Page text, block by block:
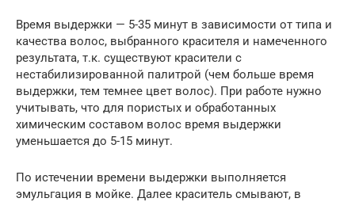
Время выдержки — 5-35 минут в зависимости от типа и
качества волос, выбранного красителя и намеченного
результата, т.к. существуют красители с
нестабилизированной палитрой (чем больше время
выдержки, тем темнее цвет волос). При работе нужно
учитывать, что для пористых и обработанных
химическим составом волос время выдержки
уменьшается до 5-15 минут.
По истечении времени выдержки выполняется
эмульгация в мойке. Далее краситель смывают, в